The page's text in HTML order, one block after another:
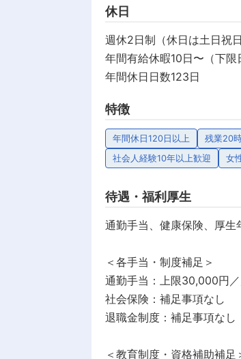
休日
週休2日制（休日は土日祝日
年間有給休暇10日〜（下限
年間休日日数123日
特徴
年間休日120日以上 残業20
社会人経験10年以上歓迎
女
待遇・福利厚生
通勤手当、健康保険、厚
＜各手当・制度補足＞
通勤手当：上限30,000円／
社会保険：補足事項なし
退職金制度：補足事項なし
＜教育制度・資格補助補足